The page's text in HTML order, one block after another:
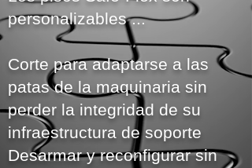
personalizables ...
Corte para adaptarse a las
patas de la maquinaria sin
perder la integridad de su
infraestructura de soporte
Desarmar y reconfigurar sin